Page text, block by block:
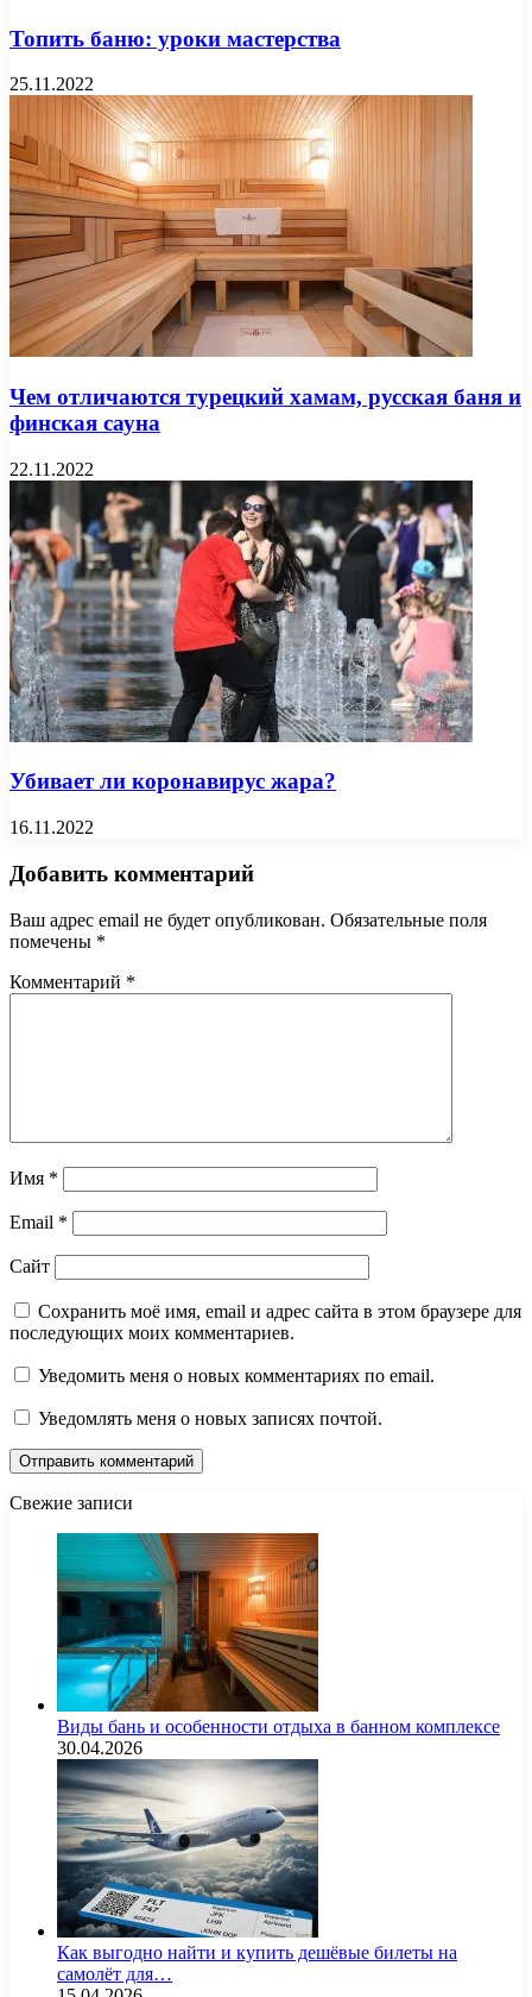
Топить баню: уроки мастерства
25.11.2022
Чем отличаются турецкий хамам, русская баня и
финская сауна
22.11.2022
Убивает ли коронавирус жара?
16.11.2022
Добавить комментарий
Ваш адрес email не будет опубликован. Обязательные поля
помечены *
Комментарий *
Имя *
Email *
Сайт
Сохранить моё имя, email и адрес сайта в этом браузере для
последующих моих комментариев.
Уведомить меня о новых комментариях по email.
Уведомлять меня о новых записях почтой.
Свежие записи
Виды бань и особенности отдыха в банном комплексе
30.04.2026
Как выгодно найти и купить дешёвые билеты на
самолёт для…